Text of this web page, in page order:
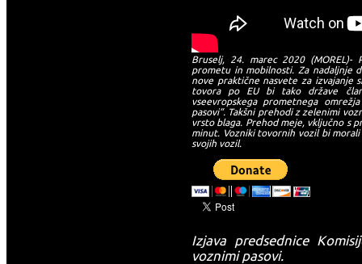
Bruselj, 24. marec 2020 (MOREL)-
prometu in mobilnosti. Za nadaljnje
nove praktične nasvete za izvajanje
tovora po EU bi tako države
vseevropskega prometnega
pasovi“. Takšni prehodi z zelenimi
vrsto blaga. Prehod meje, vključno s
minut. Vozniki tovornih vozil bi
svojih vozil.
Izjava predsednice
voznimi pasovi.